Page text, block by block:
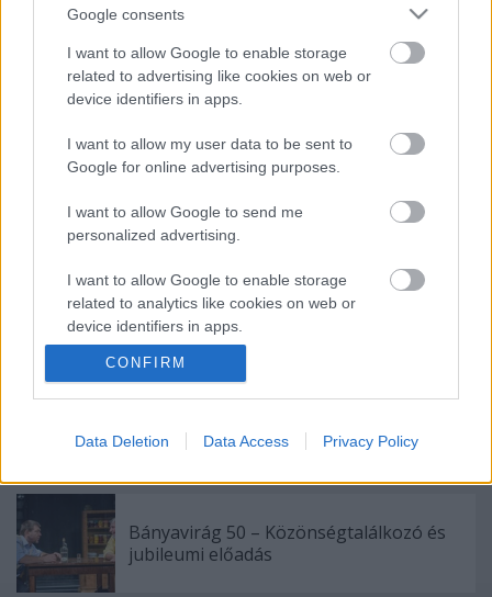
Google consents
I want to allow Google to enable storage
related to advertising like cookies on web or
device identifiers in apps.
I want to allow my user data to be sent to
Google for online advertising purposes.
I want to allow Google to send me
personalized advertising.
I want to allow Google to enable storage
related to analytics like cookies on web or
device identifiers in apps.
I want to allow Google to enable storage
related to functionality of the website or app.
I want to allow Google to enable storage
I want to allow Google to enable storage
related to security, including authentication
functionality and fraud prevention, and other
user protection.
CONFIRM
Data Deletion Data Access Privacy Policy
jegyiroda@szabadter.hu
Ajánlott bejegyzések:
Indul az e-Trafó online programsorozat
Különleges találkozások Zsámbékon
Bányavirág 50 – Közönségtalálkozó és
jubileumi előadás